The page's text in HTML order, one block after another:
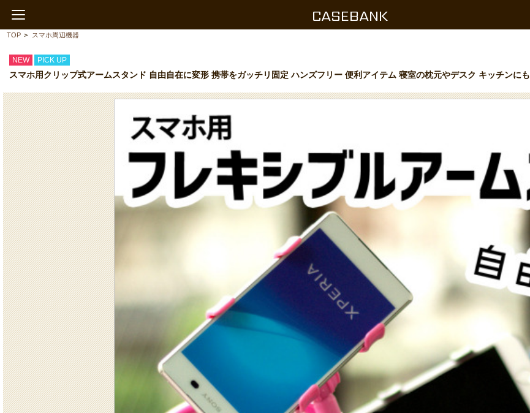
CASEBANK
TOP > スマホ周辺機器
NEW PICK UP
スマホ用クリップ式アームスタンド 自由自在に変形 携帯をガッチリ固定 ハンズフリー 便利アイテム 寝室の枕元やデスク キッチンにも